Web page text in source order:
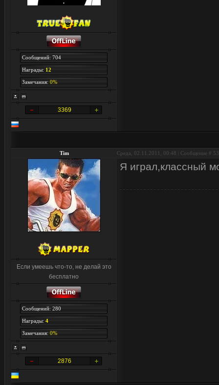
Сообщений: 704
Награды: 12
Замечания: 0%
3369
Tim Среда, 02.11.2011, 00:48 | Сообщение # 53
Если умеешь что-то, не делай это
бесплатно
Сообщений: 280
Награды: 4
Замечания: 0%
2876
Я играл,классный